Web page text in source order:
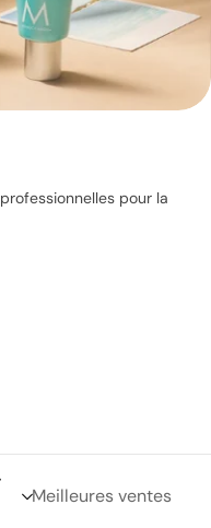
pour la